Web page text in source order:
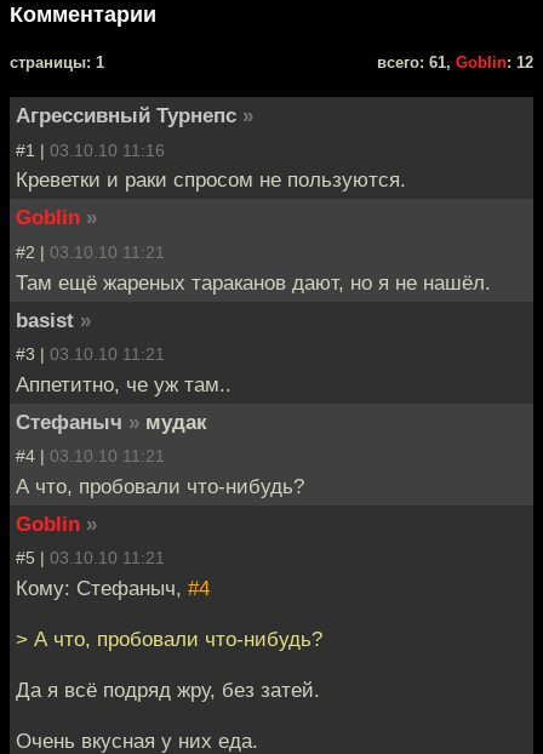
Комментарии
cтраницы: 1 всего: 61, Goblin: 12
Агрессивный Турнепс »
#1 | 03.10.10 11:16
Креветки и раки спросом не пользуются.
Goblin »
#2 | 03.10.10 11:21
Там ещё жареных тараканов дают, но я не нашёл.
basist »
#3 | 03.10.10 11:21
Аппетитно, че уж там..
Стефаныч » мудак
#4 | 03.10.10 11:21
А что, пробовали что-нибудь?
Goblin »
#5 | 03.10.10 11:21
Кому: Стефаныч, #4
> А что, пробовали что-нибудь?
Да я всё подряд жру, без затей.
Очень вкусная у них еда.